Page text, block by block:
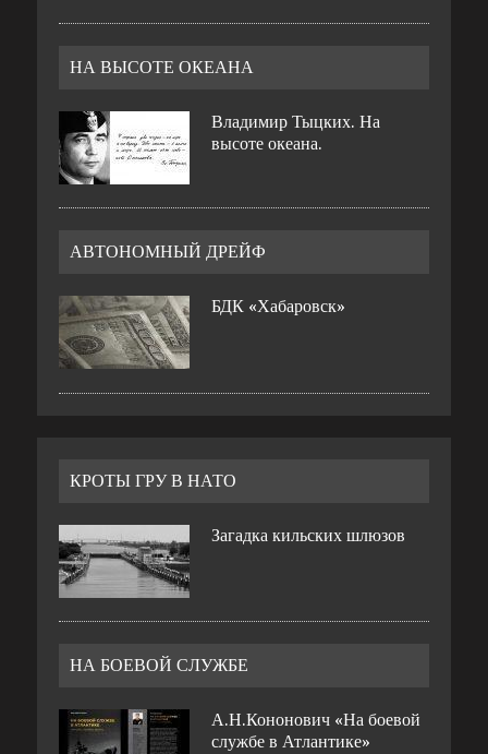
НА ВЫСОТЕ ОКЕАНА
Владимир Тыцких. На
высоте океана.
АВТОНОМНЫЙ ДРЕЙФ
БДК «Хабаровск»
КРОТЫ ГРУ В НАТО
Загадка кильских шлюзов
НА БОЕВОЙ СЛУЖБЕ
А.Н.Кононович «На боевой
службе в Атлантике»